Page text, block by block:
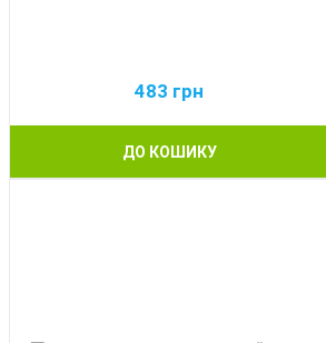
483 грн
ДО КОШИКУ